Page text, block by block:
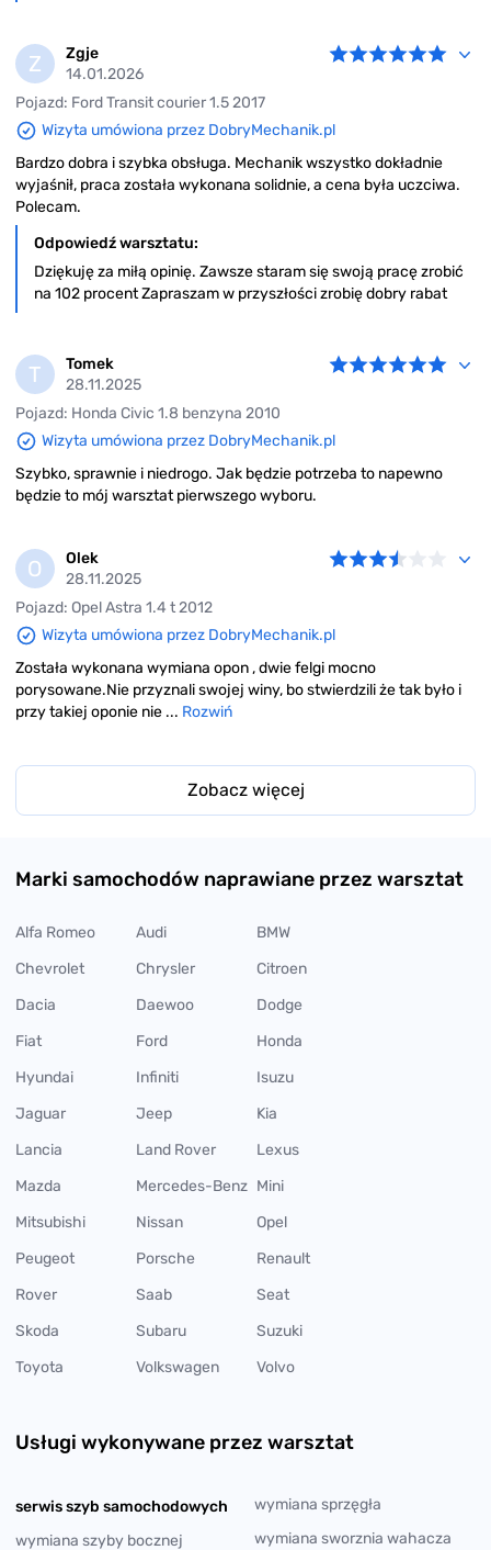
Z
Zgje
14.01.2026
Pojazd: Ford Transit courier 1.5 2017
Wizyta umówiona przez DobryMechanik.pl
Bardzo dobra i szybka obsługa. Mechanik wszystko dokładnie
wyjaśnił, praca została wykonana solidnie, a cena była uczciwa.
Polecam.
Odpowiedź warsztatu:
Dziękuję za miłą opinię. Zawsze staram się swoją pracę zrobić
na 102 procent Zapraszam w przyszłości zrobię dobry rabat
T
Tomek
28.11.2025
Pojazd: Honda Civic 1.8 benzyna 2010
Wizyta umówiona przez DobryMechanik.pl
Szybko, sprawnie i niedrogo. Jak będzie potrzeba to napewno
będzie to mój warsztat pierwszego wyboru.
O
Olek
28.11.2025
Pojazd: Opel Astra 1.4 t 2012
Wizyta umówiona przez DobryMechanik.pl
Została wykonana wymiana opon , dwie felgi mocno
porysowane.Nie przyznali swojej winy, bo stwierdzili że tak było i
przy takiej oponie nie ... Rozwiń
Zobacz więcej
Marki samochodów naprawiane przez warsztat
Alfa Romeo Audi
BMW
Chevrolet
Chrysler
Citroen
Dacia
Daewoo
Dodge
Fiat
Ford
Honda
Hyundai
Infiniti
Isuzu
Jaguar
Jeep
Kia
Lancia
Land Rover
Lexus
Mazda
Mercedes-Benz Mini
Mitsubishi
Nissan
Opel
Peugeot
Porsche
Renault
Rover
Saab
Seat
Skoda
Subaru
Suzuki
Toyota
Volkswagen Volvo
Usługi wykonywane przez warsztat
serwis szyb samochodowych
wymiana szyby bocznej
wymiana sprzęgła
wymiana sworznia wahacza